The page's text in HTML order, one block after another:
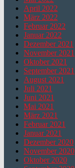
April 2022
März 2022
Februar 2022
Januar 2022
Dezember 2021
November 2021
Oktober 2021
September 2021
August 2021
Juli 2021
Juni 2021
Mai 2021
März 2021
Februar 2021
Januar 2021
Dezember 2020
November 2020
Oktober 2020